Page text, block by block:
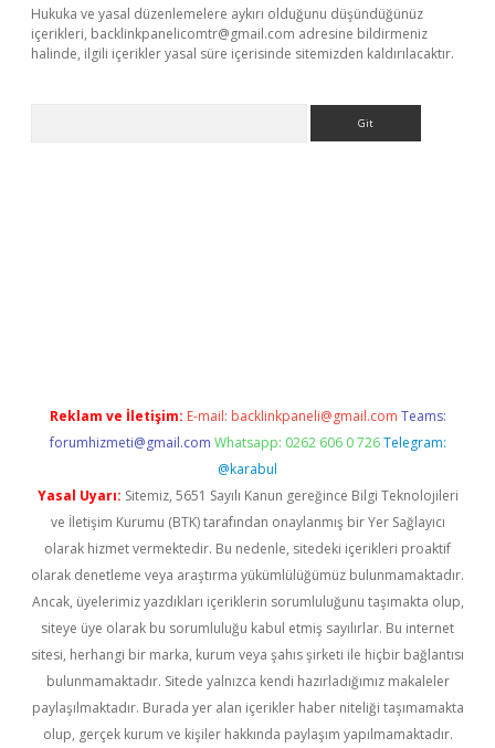
Hukuka ve yasal düzenlemelere aykırı olduğunu düşündüğünüz
içerikleri, backlinkpanelicomtr@gmail.com adresine bildirmeniz
halinde, ilgili içerikler yasal süre içerisinde sitemizden kaldırılacaktır.
Reklam ve İletişim: E-mail: backlinkpaneli@gmail.com Teams:
forumhizmeti@gmail.com Whatsapp: 0262 606 0 726 Telegram:
@karabul
Yasal Uyarı: Sitemiz, 5651 Sayılı Kanun gereğince Bilgi Teknolojileri
ve İletişim Kurumu (BTK) tarafından onaylanmış bir Yer Sağlayıcı
olarak hizmet vermektedir. Bu nedenle, sitedeki içerikleri proaktif
olarak denetleme veya araştırma yükümlülüğümüz bulunmamaktadır.
Ancak, üyelerimiz yazdıkları içeriklerin sorumluluğunu taşımakta olup,
siteye üye olarak bu sorumluluğu kabul etmiş sayılırlar. Bu internet
sitesi, herhangi bir marka, kurum veya şahıs şirketi ile hiçbir bağlantısı
bulunmamaktadır. Sitede yalnızca kendi hazırladığımız makaleler
paylaşılmaktadır. Burada yer alan içerikler haber niteliği taşımamakta
olup, gerçek kurum ve kişiler hakkında paylaşım yapılmamaktadır.